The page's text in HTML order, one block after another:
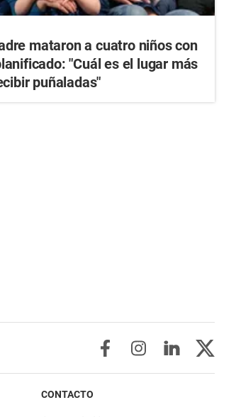
mataron a cuatro niños con
"Cuál es el lugar más
puñaladas"
CONTACTO